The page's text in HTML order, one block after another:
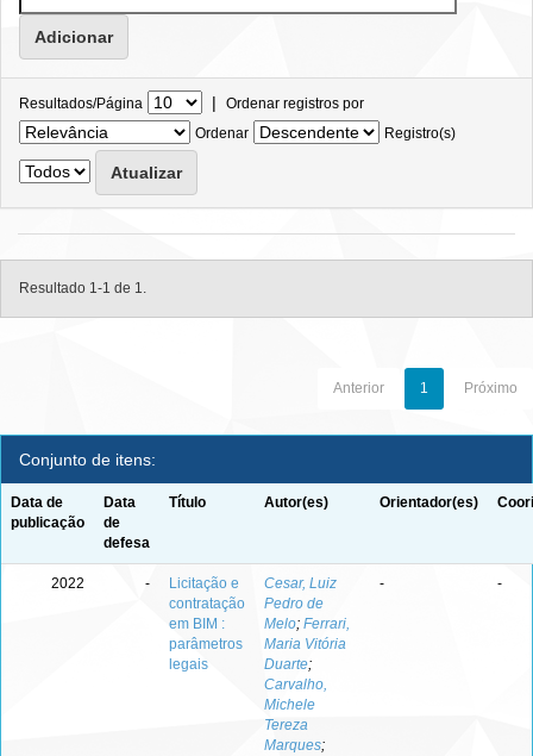
Resultados/Página | Ordenar registros por
Ordenar
Registro(s)
Resultado 1-1 de 1.
Anterior 1 Próximo
Conjunto de itens:
Data de
publicação
Data
de
defesa
Título Autor(es) Orientador(es)
2022 -
Licitação e
contratação
em BIM :
parâmetros
legais
Cesar, Luiz
Pedro de
Melo; Ferrari,
Maria Vitória
Duarte;
Carvalho,
Michele
Tereza
Marques;
- -